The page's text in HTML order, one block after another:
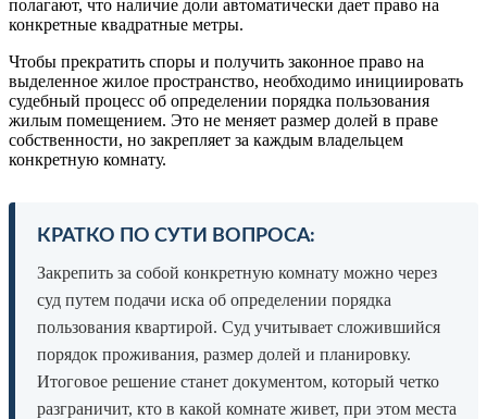
полагают, что наличие доли автоматически дает право на
конкретные квадратные метры.
Чтобы прекратить споры и получить законное право на
выделенное жилое пространство, необходимо инициировать
судебный процесс об определении порядка пользования
жилым помещением. Это не меняет размер долей в праве
собственности, но закрепляет за каждым владельцем
конкретную комнату.
КРАТКО ПО СУТИ ВОПРОСА:
Закрепить за собой конкретную комнату можно через
суд путем подачи иска об определении порядка
пользования квартирой. Суд учитывает сложившийся
порядок проживания, размер долей и планировку.
Итоговое решение станет документом, который четко
разграничит, кто в какой комнате живет, при этом места